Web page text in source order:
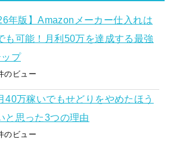
年版】Amazonメーカー仕入れは
も可能！月利50万を達成する最強
プ
のビュー
40万稼いでもせどりをやめたほう
と思った3つの理由
のビュー